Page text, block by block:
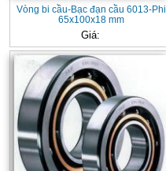
Vòng bi cầu-Bạc đạn cầu 6013-Phi
65x100x18 mm
Giá: